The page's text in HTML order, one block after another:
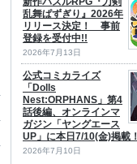
乱舞ぱずぎり』2026年
リリース決定！ 事前
登録を受付中!!
2026年7月13日
公式コミカライズ
「Dolls
Nest:ORPHANS」第4
話後編、オンラインマ
ガジン「ヤングエース
UP」に本日7/10(金)掲載！
2026年7月10日